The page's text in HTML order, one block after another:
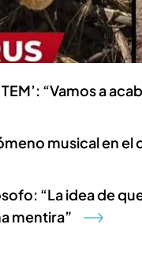
y seres humanos.
“Vamos a
musical en
“La idea de
mentira”